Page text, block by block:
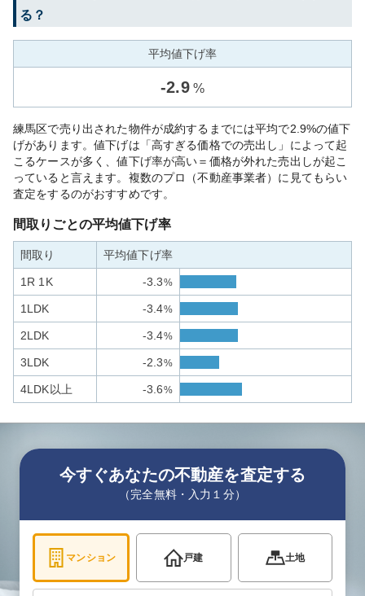
る？
平均値下げ率
-2.9 %
練馬区で売り出された物件が成約するまでには平均で2.9%の値下
げがあります。値下げは「高すぎる価格での売出し」によって起
こるケースが多く、値下げ率が高い＝価格が外れた売出しが起こ
っていると言えます。複数のプロ（不動産事業者）に見てもらい
査定をするのがおすすめです。
間取りごとの平均値下げ率
間取り 平均値下げ率
1R 1K -3.3%
1LDK -3.4%
2LDK -3.4%
3LDK -2.3%
4LDK以上 -3.6%
今すぐあなたの不動産を査定する
（完全無料・入力１分）
マンション 戸建 土地